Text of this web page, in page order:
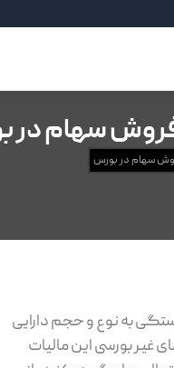
فروش سهام در
سهام در بورس
آن بستگی به نوع و حجم دارایی
سهام شرکت‌های غیر بورسی این مالیات